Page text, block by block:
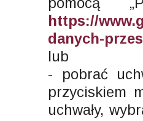
https://
danych-
lub
- pobrać
przyciskiem
uchwały,